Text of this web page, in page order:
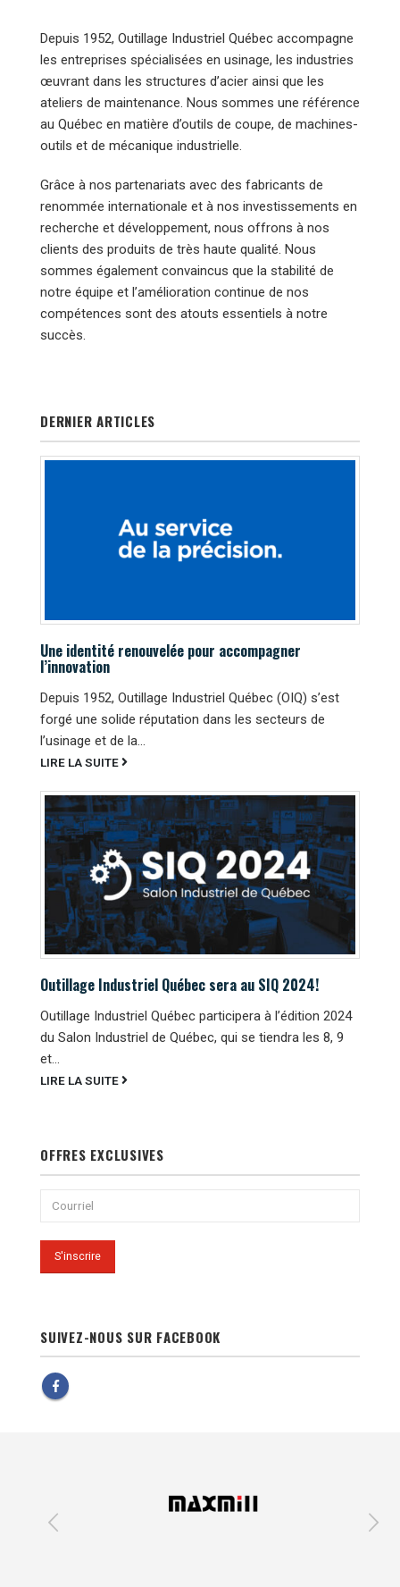
Depuis 1952, Outillage Industriel Québec accompagne
les entreprises spécialisées en usinage, les industries
œuvrant dans les structures d’acier ainsi que les
ateliers de maintenance. Nous sommes une référence
au Québec en matière d’outils de coupe, de machines-
outils et de mécanique industrielle.
Grâce à nos partenariats avec des fabricants de
renommée internationale et à nos investissements en
recherche et développement, nous offrons à nos
clients des produits de très haute qualité. Nous
sommes également convaincus que la stabilité de
notre équipe et l’amélioration continue de nos
compétences sont des atouts essentiels à notre
succès.
DERNIER ARTICLES
Une identité renouvelée pour accompagner
l’innovation
Depuis 1952, Outillage Industriel Québec (OIQ) s’est
forgé une solide réputation dans les secteurs de
l’usinage et de la...
LIRE LA SUITE
Outillage Industriel Québec sera au SIQ 2024!
Outillage Industriel Québec participera à l’édition 2024
du Salon Industriel de Québec, qui se tiendra les 8, 9
et...
LIRE LA SUITE
OFFRES EXCLUSIVES
SUIVEZ-NOUS SUR FACEBOOK